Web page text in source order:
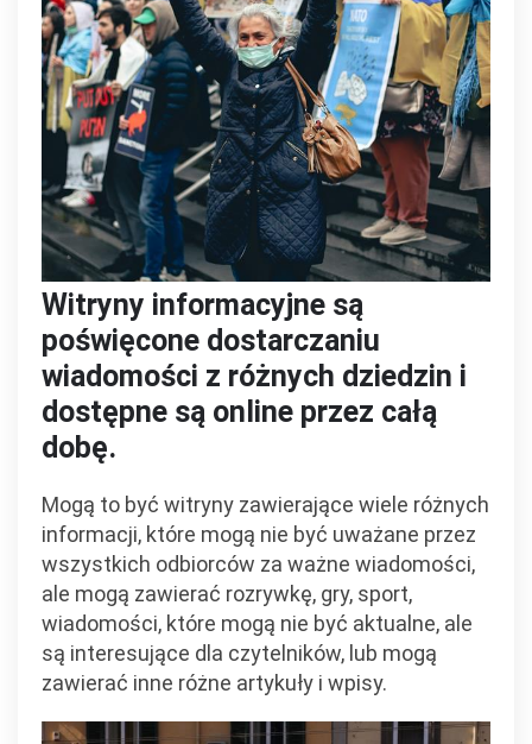
Witryny informacyjne są
poświęcone dostarczaniu
wiadomości z różnych dziedzin i
dostępne są online przez całą
dobę.
Mogą to być witryny zawierające wiele różnych
informacji, które mogą nie być uważane przez
wszystkich odbiorców za ważne wiadomości,
ale mogą zawierać rozrywkę, gry, sport,
wiadomości, które mogą nie być aktualne, ale
są interesujące dla czytelników, lub mogą
zawierać inne różne artykuły i wpisy.